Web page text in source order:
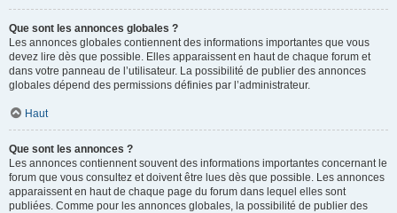
Que sont les annonces globales ?
Les annonces globales contiennent des informations importantes que vous
devez lire dès que possible. Elles apparaissent en haut de chaque forum et
dans votre panneau de l’utilisateur. La possibilité de publier des annonces
globales dépend des permissions définies par l’administrateur.
Haut
Que sont les annonces ?
Les annonces contiennent souvent des informations importantes concernant le
forum que vous consultez et doivent être lues dès que possible. Les annonces
apparaissent en haut de chaque page du forum dans lequel elles sont
publiées. Comme pour les annonces globales, la possibilité de publier des